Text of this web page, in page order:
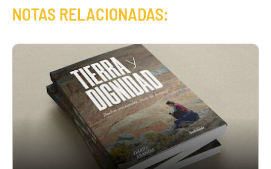
NOTAS RELACIONADAS: